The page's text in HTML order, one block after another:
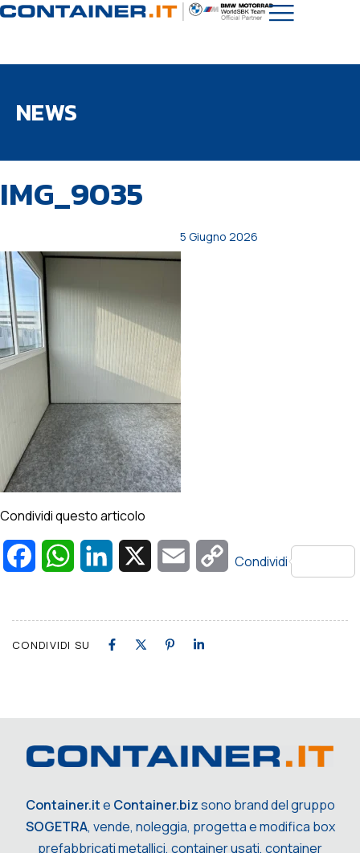
NEWS
IN:
IMG_9035
il:
5 Giugno 2026
Condividi questo articolo
FacebookWhatsAppLinkedIn Email
Copy
Condividi
CONDIVIDI SU
Container.ite Container.bizsono brand del gruppo
SOGETRA, vende, noleggia, progetta e modifica box
prefabbricati metallici, container usati, container